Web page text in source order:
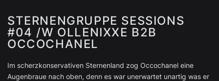
STERNENGRUPPE SESSIONS
#04 /W OLLENIXXE B2B
OCCOCHANEL
Im scherzkonservativen Sternenland zog Occochanel eine
Augenbraue nach oben, denn es war unerwartet unartig was er